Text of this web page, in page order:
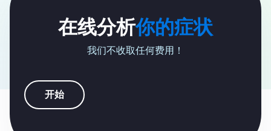
在线分析你的症状
我们不收取任何费用！
开始